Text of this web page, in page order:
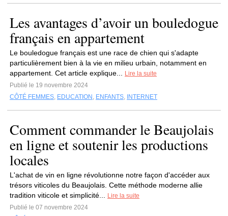
Les avantages d’avoir un bouledogue
français en appartement
Le bouledogue français est une race de chien qui s'adapte
particulièrement bien à la vie en milieu urbain, notamment en
appartement. Cet article explique...
Lire la suite
Publié le 19 novembre 2024
CÔTÉ FEMMES, EDUCATION , ENFANTS, INTERNET
Comment commander le Beaujolais
en ligne et soutenir les productions
locales
L'achat de vin en ligne révolutionne notre façon d'accéder aux
trésors viticoles du Beaujolais. Cette méthode moderne allie
tradition viticole et simplicité...
Lire la suite
Publié le 07 novembre 2024